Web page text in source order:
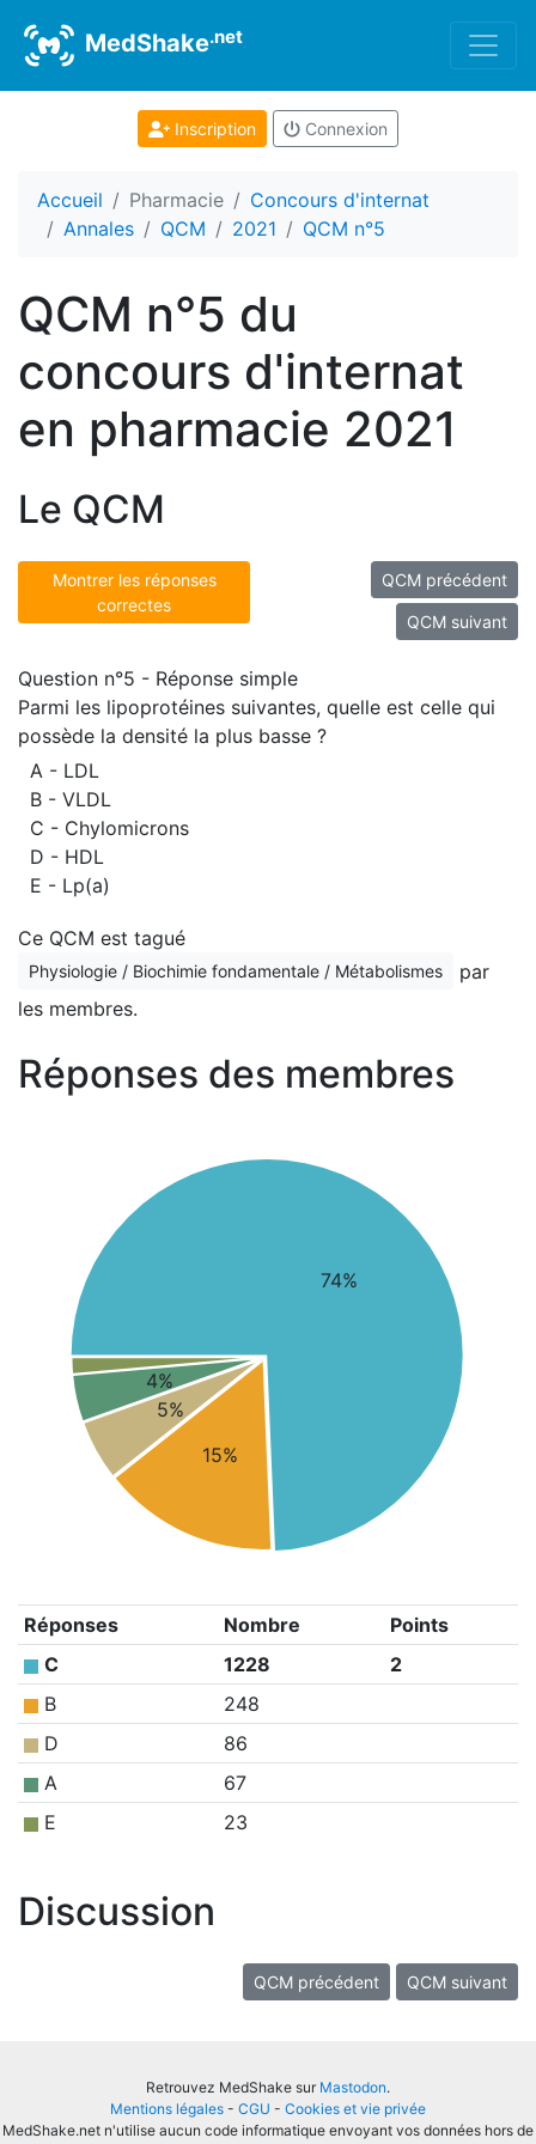
MedShake.net
Inscription Connexion
Accueil Pharmacie
Concours d'internat
Annales
QCM 2021 QCM n°5
QCM n°5 du
concours d'internat
en pharmacie 2021
Le QCM
Montrer les réponses
correctes
QCM précédent
QCM suivant
Question n°5 - Réponse simple
Parmi les lipoprotéines suivantes, quelle est celle qui
possède la densité la plus basse ?
A - LDL
B - VLDL
C - Chylomicrons
D - HDL
E - Lp(a)
Ce QCM est tagué
Physiologie / Biochimie fondamentale / Métabolismes
par
les membres.
Réponses des membres
74%
15%
5%
4%
Réponses Nombre
Points
C
1228
2
B
248
D
86
A
67
E
23
Discussion
QCM précédent QCM suivant
Retrouvez MedShake sur Mastodon.
Mentions légales - CGU - Cookies et vie privée
MedShake.net n'utilise aucun code informatique envoyant vos données hors de